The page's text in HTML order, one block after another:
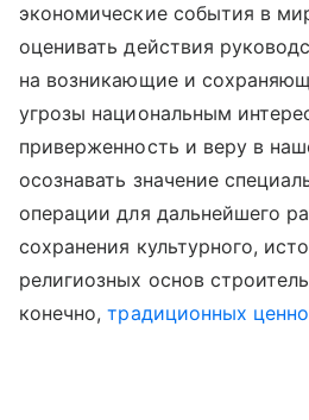
экономические события в
оценивать действия
на возникающие и
угрозы национальным
приверженность и веру в
осознавать значение
операции для дальнейшего
сохранения культурного,
религиозных основ
конечно,традиционных